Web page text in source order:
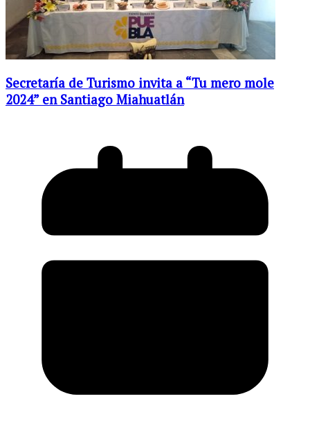
Secretaría de Turismo invita a “Tu mero mole
2024” en Santiago Miahuatlán